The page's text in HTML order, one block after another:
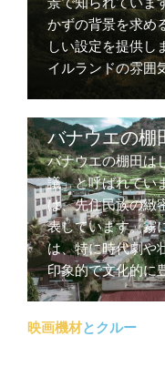
かずの背景を求め
しい設定を提供し
イルランドの雰囲
バナウエの棚
バナウエの棚田は
議」と呼ばれてい
は、先住民族の緻
表しています。霧
は、特に時代劇や
印象的で文化的に
映画機材とクルー